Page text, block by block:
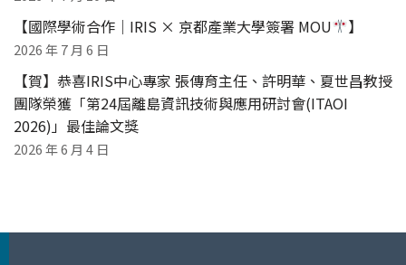
【國際學術合作｜IRIS × 京都產業大學簽署 MOU 】
2026 年 7 月 6 日
【賀】恭喜IRIS中心專家 張傳育主任、許明華、夏世昌教授
團隊榮獲「第24屆離島資訊技術與應用研討會(ITAOI
2026)」最佳論文獎
2026 年 6 月 4 日